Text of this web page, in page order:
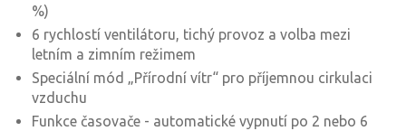
%)
6 rychlostí ventilátoru, tichý provoz a volba mezi
letním a zimním režimem
Speciální mód „Přírodní vítr“ pro příjemnou cirkulaci
vzduchu
Funkce časovače - automatické vypnutí po 2 nebo 6